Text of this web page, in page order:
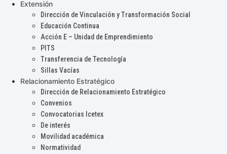
Extensión
Dirección de Vinculación y Transformación Social
Educación Continua
Acción E – Unidad de Emprendimiento
PITS
Transferencia de Tecnología
Sillas Vacías
Relacionamiento Estratégico
Dirección de Relacionamiento Estratégico
Convenios
Convocatorias Icetex
De interés
Movilidad académica
Normatividad